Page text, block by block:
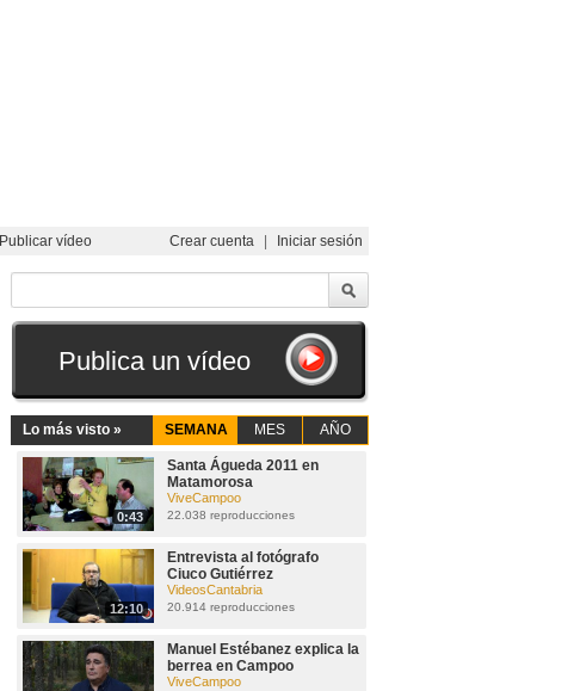
Publicar vídeo Crear cuenta Iniciar sesión
Publica un vídeo
Lo más visto » SEMANA MES AÑO
0:43
Santa Águeda 2011 en
Matamorosa
ViveCampoo
22.038 reproducciones
12:10
Entrevista al fotógrafo
Ciuco Gutiérrez
VideosCantabria
20.914 reproducciones
Manuel Estébanez explica la
berrea en Campoo
ViveCampoo